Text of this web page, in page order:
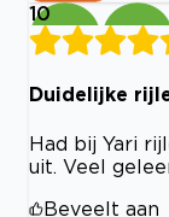
10
Duidelijke
Had bij Yari
uit. Veel
Beveelt aan